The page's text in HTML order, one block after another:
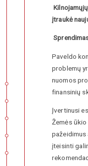
įtraukė
Paveldo
problemų
nuomos
finansinių
Įvertinusi
Žemės
įteisinti